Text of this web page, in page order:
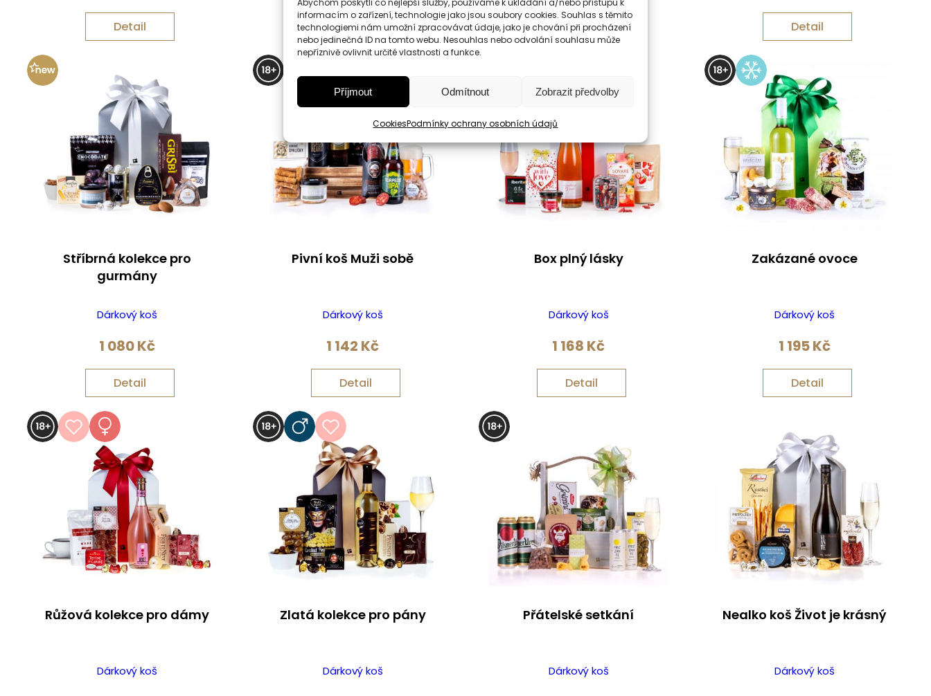
Abychom poskytli co nejlepší služby, používáme k ukládání a/nebo přístupu k
informacím o zařízení, technologie jako jsou soubory cookies. Souhlas s těmito
technologiemi nám umožní zpracovávat údaje, jako je chování při procházení
nebo jedinečná ID na tomto webu. Nesouhlas nebo odvolání souhlasu může
nepříznivě ovlivnit určité vlastnosti a funkce.
Příjmout Odmítnout Zobrazit předvolby
CookiesPodmínky ochrany osobních údajů
Detail Detail Detail Detail
Stříbrná kolekce pro
gurmány
Dárkový koš
1 080Kč
Detail
Pivní koš Muži sobě
Dárkový koš
1 142 Kč
Detail
Box plný lásky
Dárkový koš
1 168 Kč
Detail
Zakázané ovoce
Dárkový koš
1 195Kč
Detail
Růžová kolekce pro dámy
Dárkový koš
Zlatá kolekce pro pány
Dárkový koš
Přátelské setkání
Dárkový koš
Nealko koš Život je krásný
Dárkový koš